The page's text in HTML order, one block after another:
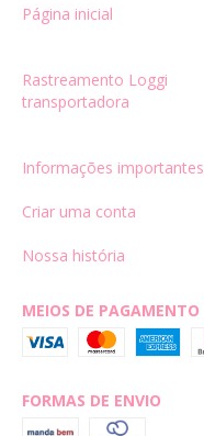
Página inicial
Rastreamento Loggi
transportadora
Informações importantes
Criar uma conta
Nossa história
MEIOS DE PAGAMENTO
FORMAS DE ENVIO